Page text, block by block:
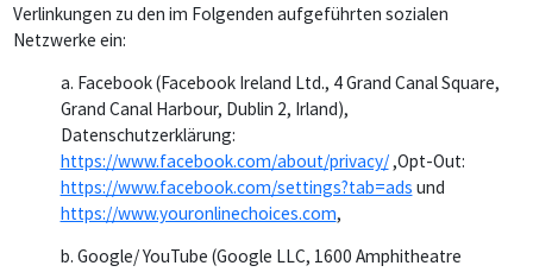
Verlinkungen zu den im Folgenden aufgeführten sozialen
Netzwerke ein:
a. Facebook (Facebook Ireland Ltd., 4 Grand Canal Square,
Grand Canal Harbour, Dublin 2, Irland),
Datenschutzerklärung:
https://www.facebook.com/about/privacy/,Opt-Out:
https://www.facebook.com/settings?tab=ads und
https://www.youronlinechoices.com,
b. Google/ YouTube (Google LLC, 1600 Amphitheatre